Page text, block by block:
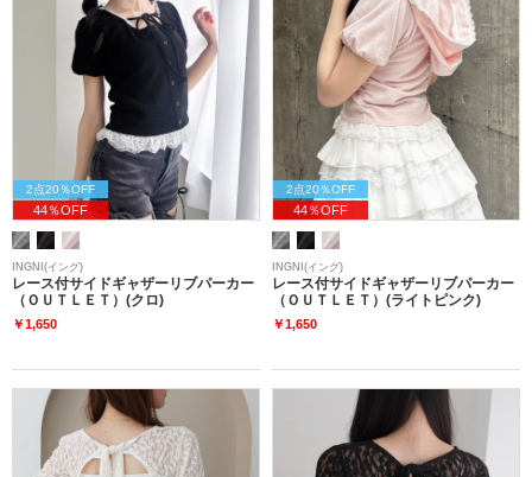
2点20％OFF
44％OFF
INGNI(イング)
レース付サイドギャザーリブパーカー
（ＯＵＴＬＥＴ）(クロ)
￥1,650
2点20％OFF
44％OFF
INGNI(イング)
レース付サイドギャザーリブパーカー
（ＯＵＴＬＥＴ）(ライトピンク)
￥1,650